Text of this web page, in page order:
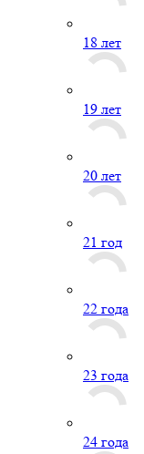
18 лет
19 лет
20 лет
21 год
22 года
23 года
24 года